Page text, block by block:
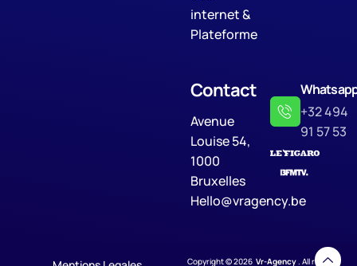
internet &
Plateforme
Contact
Avenue
Louise 54,
1000
Bruxelles
Hello@vragency.be
+32 494
91 57 53
Copyright © 2026 Vr-Agency. All rights